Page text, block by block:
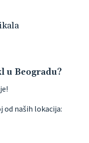
u Beogradu?
od naših lokacija: